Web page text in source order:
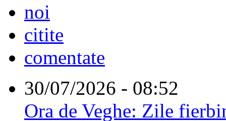
noi
citite
comentate
30/07/2026 - 08:52
Ora de Veghe: Zile